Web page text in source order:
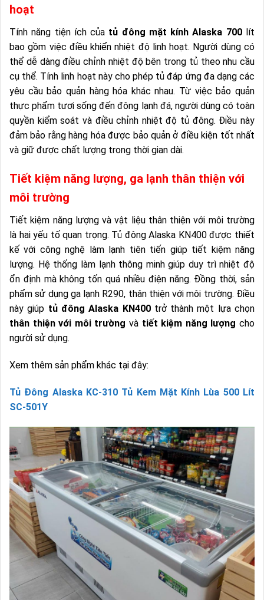
hoạt
Tính năng tiện ích của tủ đông mặt kính Alaska 700lít
bao gồm việc điều khiển nhiệt độ linh hoạt. Người dùng có
thể dễ dàng điều chỉnh nhiệt độ bên trong tủ theo nhu cầu
cụ thể. Tính linh hoạt này cho phép tủ đáp ứng đa dạng các
yêu cầu bảo quản hàng hóa khác nhau. Từ việc bảo quản
thực phẩm tươi sống đến đông lạnh đá, người dùng có toàn
quyền kiểm soát và điều chỉnh nhiệt độ tủ đông. Điều này
đảm bảo rằng hàng hóa được bảo quản ở điều kiện tốt nhất
và giữ được chất lượng trong thời gian dài.
Tiết kiệm năng lượng, ga lạnh thân thiện với
môi trường
Tiết kiệm năng lượng và vật liệu thân thiện với môi trường
là hai yếu tố quan trọng. Tủ đông Alaska KN400 được thiết
kế với công nghệ làm lạnh tiên tiến giúp tiết kiệm năng
lượng. Hệ thống làm lạnh thông minh giúp duy trì nhiệt độ
ổn định mà không tốn quá nhiều điện năng. Đồng thời, sản
phẩm sử dụng ga lạnh R290, thân thiện với môi trường. Điều
này giúp tủ đông Alaska KN400trở thành một lựa chọn
thân thiện với môi trường và tiết kiệm năng lượng cho
người sử dụng.
Xem thêm sản phẩm khác tại đây:
Tủ Đông Alaska KC-310 Tủ Kem Mặt Kính Lùa 500 Lít
SC-501Y